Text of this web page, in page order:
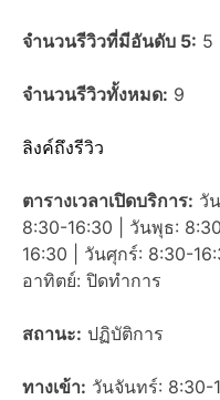
จำนวนรีวิวที่มีอันดับ 5: 5
จำนวนรีวิวทั้งหมด: 9
ลิงค์ถึงรีวิว
ตารางเวลาเปิดบริการ: วั
8:30-16:30 | วันพุธ:
16:30 | วันศุกร์: 8:30-
อาทิตย์: ปิดทำการ
สถานะ: ปฏิบัติการ
ทางเข้า: วันจันทร์: 8:30-